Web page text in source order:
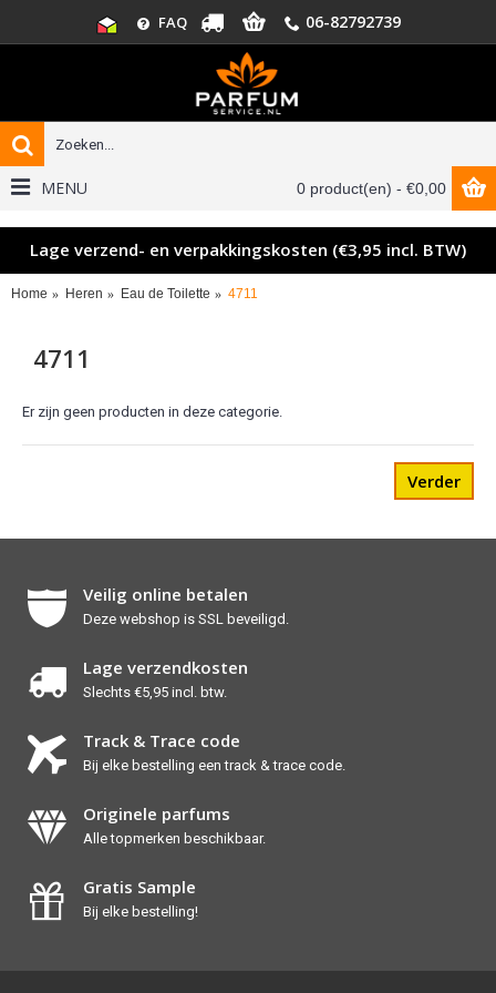
FAQ 06-82792739
0 product(en) - €0,00
MENU
Lage verzend- en verpakkingskosten (€3,95 incl. BTW)
Home Heren Eau de Toilette 4711
4711
Er zijn geen producten in deze categorie.
Verder
Veilig online betalen
Deze webshop is SSL beveiligd.
Lage verzendkosten
Slechts €5,95 incl. btw.
Track & Trace code
Bij elke bestelling een track & trace code.
Originele parfums
Alle topmerken beschikbaar.
Gratis Sample
Bij elke bestelling!